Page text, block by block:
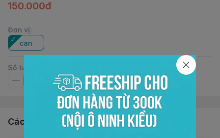
150.000đ
Đơn vị:
can
Số lượng
Các sản phẩm, dịch vụ khác